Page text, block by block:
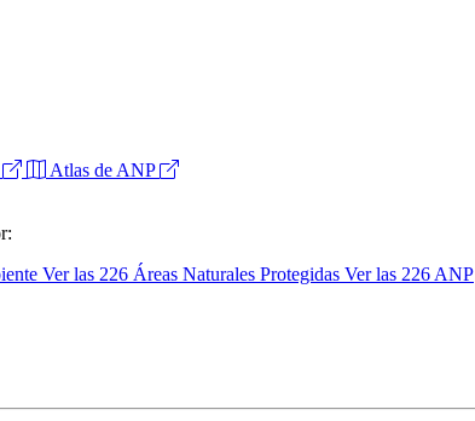
Atlas de ANP
Ver las 226 Áreas Naturales Protegidas Ver las 226 ANP